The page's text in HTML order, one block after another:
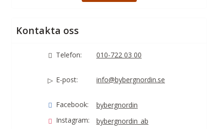
Kontakta oss
Telefon: 010-722 03 00
E-post: info@bybergnordin.se
Facebook:
bybergnordin
Instagram:
bybergnordin_ab